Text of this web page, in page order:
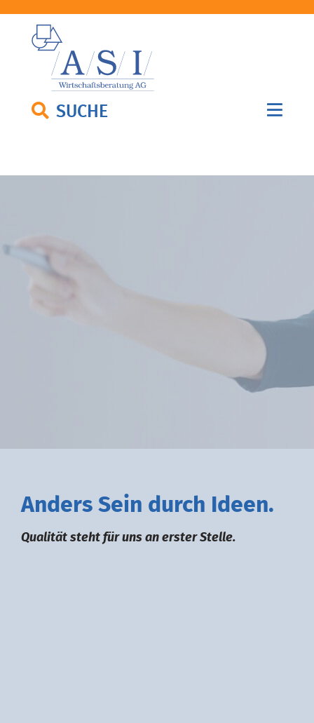
SUCHE
Anders Sein durch deen.
Qualität steht für uns an erster Stelle.